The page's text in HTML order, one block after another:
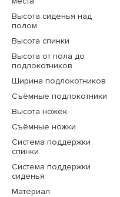
Высота сиденья над
полом
Высота спинки
Высота от пола до
подлокотников
Ширина подлокотников
Съёмные подлокотники
Высота ножек
Съёмные ножки
Система поддержки
спинки
Система поддержки
сиденья
Материал